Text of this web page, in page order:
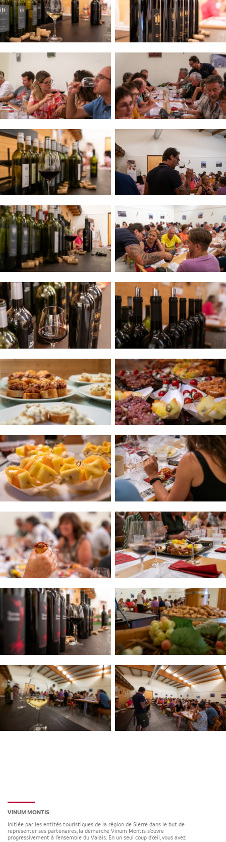
VINUM MONTIS
Initiée par les entités touristiques de la région de Sierre dans le but de
représenter ses partenaires, la démarche Vinum Montis s’ouvre
progressivement à l’ensemble du Valais. En un seul coup d’œil, vous avez